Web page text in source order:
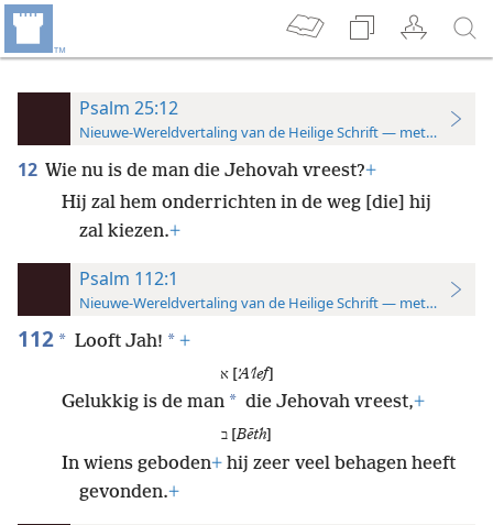
Psalm 25:12
Nieuwe-Wereldvertaling van de Heilige Schrift — met
12 Wie nu is de man die Jehovah vreest?+
Hij zal hem onderrichten in de weg [die] hij
zal kiezen.+
Psalm 112:1
Nieuwe-Wereldvertaling van de Heilige Schrift — met
112 * Looft Jah! * +
א [ ʼAʹlef]
Gelukkig is de man * die Jehovah vreest,+
ב [Bēth
In wiens geboden+ hij zeer veel behagen heeft
gevonden.+